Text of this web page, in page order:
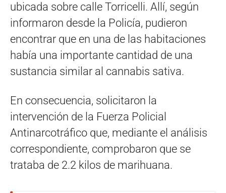
ubicada sobre calle Torricelli. Allí, según
informaron desde la Policía, pudieron
encontrar que en una de las habitaciones
había una importante cantidad de una
sustancia similar al cannabis sativa.
En consecuencia, solicitaron la
intervención de la Fuerza Policial
Antinarcotráfico que, mediante el análisis
correspondiente, comprobaron que se
trataba de 2.2 kilos de marihuana.